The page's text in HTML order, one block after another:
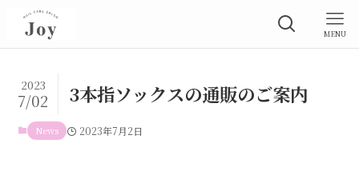
MENU
3本指ソックスの通販のご案内
2023
7/02
News 2023年7月2日